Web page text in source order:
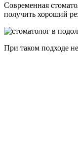
Современная
получить хороший
При таком подходе